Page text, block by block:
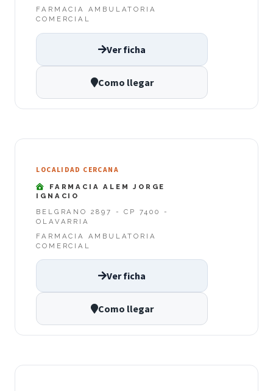
FARMACIA AMBULATORIA
COMERCIAL
Ver ficha
Como llegar
LOCALIDAD CERCANA
FARMACIA ALEM JORGE
IGNACIO
BELGRANO 2897 - CP 7400 -
OLAVARRIA
FARMACIA AMBULATORIA
COMERCIAL
Ver ficha
Como llegar